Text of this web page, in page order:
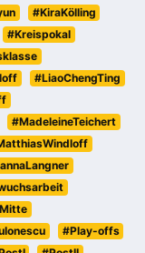
#KiraKölling
#Kreispokal
#LiaoChengTing
#MadeleineTeichert
#Play-offs